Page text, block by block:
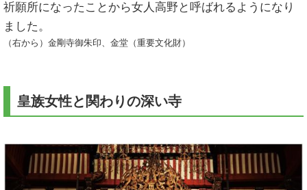
祈願所になったことから女人高野と呼ばれるようになり
ました。
（右から）金剛寺御朱印、金堂（重要文化財）
皇族女性と関わりの深い寺